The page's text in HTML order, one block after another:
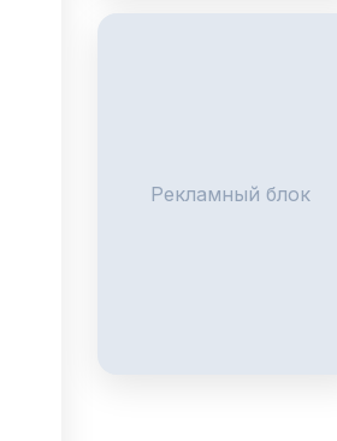
Рекламный блок